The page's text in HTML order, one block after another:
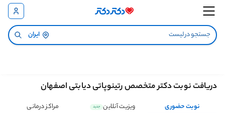
ایران
دریافت نوبت دکتر متخصص رتینوپاتی دیابتی اصفهان
نوبت حضوری ویزیت آنلاین جدید مراکز درمانی